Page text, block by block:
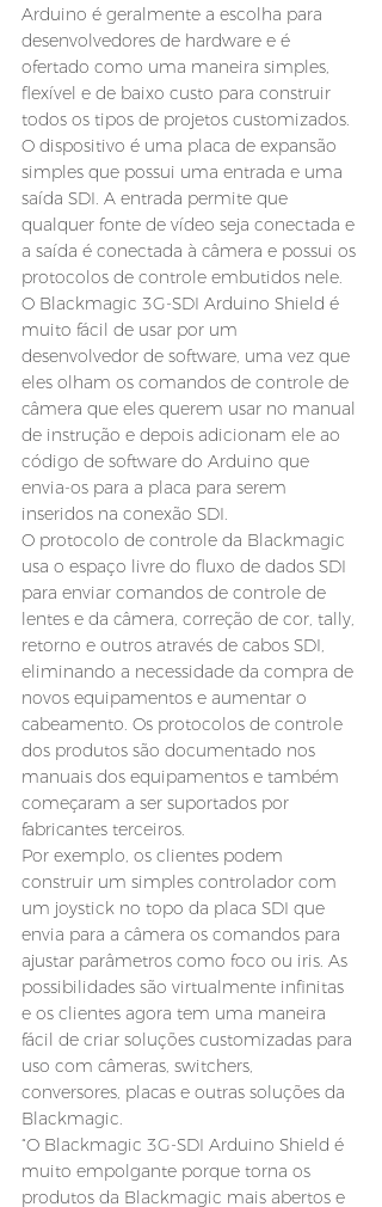
Arduino é geralmente a escolha para
desenvolvedores de hardware e é
ofertado como uma maneira simples,
flexível e de baixo custo para construir
todos os tipos de projetos customizados.
O dispositivo é uma placa de expansão
simples que possui uma entrada e uma
saída SDI. A entrada permite que
qualquer fonte de vídeo seja conectada e
a saída é conectada à câmera e possui os
protocolos de controle embutidos nele.
O Blackmagic 3G-SDI Arduino Shield é
muito fácil de usar por um
desenvolvedor de software, uma vez que
eles olham os comandos de controle de
câmera que eles querem usar no manual
de instrução e depois adicionam ele ao
código de software do Arduino que
envia-os para a placa para serem
inseridos na conexão SDI.
O protocolo de controle da Blackmagic
usa o espaço livre do fluxo de dados SDI
para enviar comandos de controle de
lentes e da câmera, correção de cor, tally,
retorno e outros através de cabos SDI,
eliminando a necessidade da compra de
novos equipamentos e aumentar o
cabeamento. Os protocolos de controle
dos produtos são documentado nos
manuais dos equipamentos e também
começaram a ser suportados por
fabricantes terceiros.
Por exemplo, os clientes podem
construir um simples controlador com
um joystick no topo da placa SDI que
envia para a câmera os comandos para
ajustar parâmetros como foco ou iris. As
possibilidades são virtualmente infinitas
e os clientes agora tem uma maneira
fácil de criar soluções customizadas para
uso com câmeras, switchers,
conversores, placas e outras soluções da
Blackmagic.
“O Blackmagic 3G-SDI Arduino Shield é
muito empolgante porque torna os
produtos da Blackmagic mais abertos e